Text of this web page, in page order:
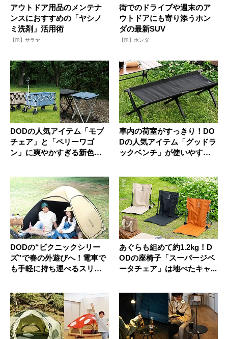
アウトドア用品のメンテナ
ンスにおすすめの「ヤシノ
ミ洗剤」活用術
【PR】サラヤ
街でのドライブや週末のア
ウトドアにも寄り添うホン
ダの最新SUV
【PR】ホンダ
DODの人気アイテム「モブ
チェア」と「ペリーワゴ
ン」に爽やかすぎる新色
車内の荷室がすっきり！DO
Dの人気アイテム「グッドラ
ックベンチ」が使いやすく
DODの“ピクニックシリー
ズ”で春の外遊びへ！電車で
も手軽に持ち運べるスリム
あぐらも組めて約1.2kg！D
ODの座椅子「スーパージベ
ータチェア」は地べたキャ...